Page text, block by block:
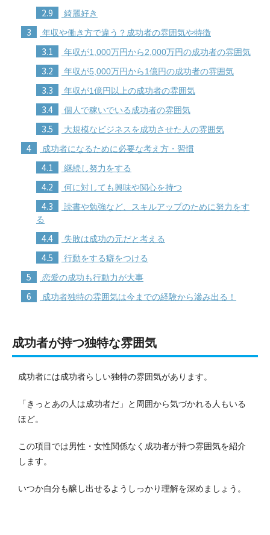
2.9 綺麗好き
3 年収や働き方で違う？成功者の雰囲気や特徴
3.1 年収が1,000万円から2,000万円の成功者の雰囲気
3.2 年収が5,000万円から1億円の成功者の雰囲気
3.3 年収が1億円以上の成功者の雰囲気
3.4 個人で稼いでいる成功者の雰囲気
3.5 大規模なビジネスを成功させた人の雰囲気
4 成功者になるために必要な考え方・習慣
4.1 継続し努力をする
4.2 何に対しても興味や関心を持つ
4.3
読書や勉強など、スキルアップのために努力をす
る
4.4 失敗は成功の元だと考える
4.5 行動をする癖をつける
5 恋愛の成功も行動力が大事
6 成功者独特の雰囲気は今までの経験から滲み出る！
成功者が持つ独特な雰囲気
成功者には成功者らしい独特の雰囲気があります。
「きっとあの人は成功者だ」と周囲から気づかれる人もいる
ほど。
この項目では男性・女性関係なく成功者が持つ雰囲気を紹介
します。
いつか自分も醸し出せるようしっかり理解を深めましょう。